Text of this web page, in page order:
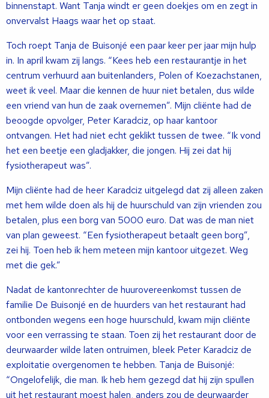
binnenstapt. Want Tanja windt er geen doekjes om en zegt in
onvervalst Haags waar het op staat.
Toch roept Tanja de Buisonjé een paar keer per jaar mijn hulp
in. In april kwam zij langs. “Kees heb een restaurantje in het
centrum verhuurd aan buitenlanders, Polen of Koezachstanen,
weet ik veel. Maar die kennen de huur niet betalen, dus wilde
een vriend van hun de zaak overnemen”. Mijn cliënte had de
beoogde opvolger, Peter Karadciz, op haar kantoor
ontvangen. Het had niet echt geklikt tussen de twee. “Ik vond
het een beetje een gladjakker, die jongen. Hij zei dat hij
fysiotherapeut was”.
Mijn cliënte had de heer Karadciz uitgelegd dat zij alleen zaken
met hem wilde doen als hij de huurschuld van zijn vrienden zou
betalen, plus een borg van 5000 euro. Dat was de man niet
van plan geweest. “Een fysiotherapeut betaalt geen borg”,
zei hij. Toen heb ik hem meteen mijn kantoor uitgezet. Weg
met die gek.”
Nadat de kantonrechter de huurovereenkomst tussen de
familie De Buisonjé en de huurders van het restaurant had
ontbonden wegens een hoge huurschuld, kwam mijn cliënte
voor een verrassing te staan. Toen zij het restaurant door de
deurwaarder wilde laten ontruimen, bleek Peter Karadciz de
exploitatie overgenomen te hebben. Tanja de Buisonjé:
“Ongelofelijk, die man. Ik heb hem gezegd dat hij zijn spullen
uit het restaurant moest halen, anders zou de deurwaarder